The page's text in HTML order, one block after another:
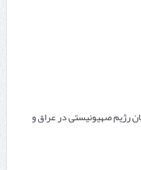
رژیم صهیونیستی در عراق و